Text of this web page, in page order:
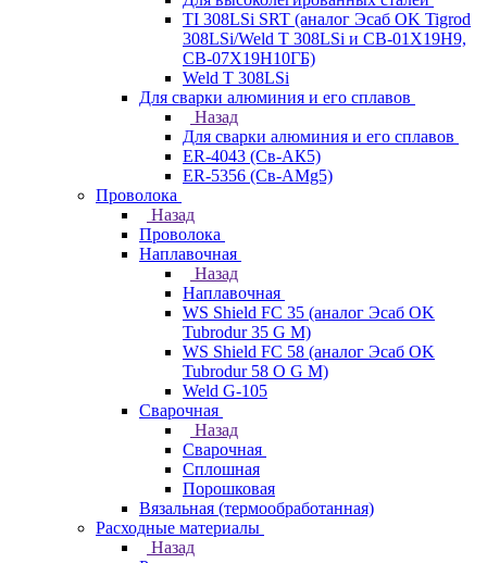
TI 308LSi SRT (аналог Эсаб OK Tigrod
308LSi/Weld T 308LSi и СВ-01Х19Н9,
СВ-07Х19Н10ГБ)
Weld T 308LSi
Для сварки алюминия и его сплавов
Назад
Для сварки алюминия и его сплавов
ER-4043 (Св-АК5)
ER-5356 (Св-АМg5)
Проволока
Назад
Проволока
Наплавочная
Назад
Наплавочная
WS Shield FC 35 (аналог Эсаб OK
Tubrodur 35 G M)
WS Shield FC 58 (аналог Эсаб OK
Tubrodur 58 O G M)
Weld G-105
Сварочная
Назад
Сварочная
Сплошная
Порошковая
Вязальная (термообработанная)
Расходные материалы
Назад